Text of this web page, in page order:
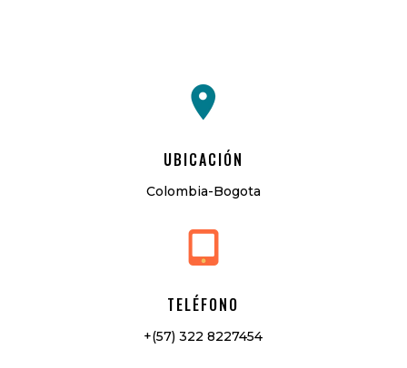
UBICACIÓN
Colombia-Bogota
TELÉFONO
+(57) 322 8227454